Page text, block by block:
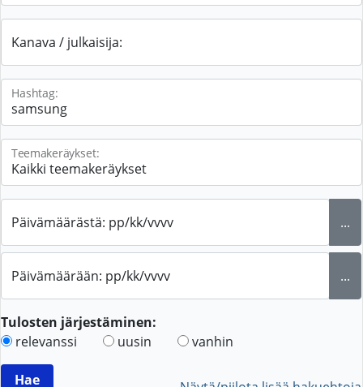
Kanava / julkaisija:
Hashtag:
Teemakeräykset:
Päivämäärästä: pp/kk/vvvv ...
Päivämäärään: pp/kk/vvvv ...
Tulosten järjestäminen:
relevanssi
uusin vanhin